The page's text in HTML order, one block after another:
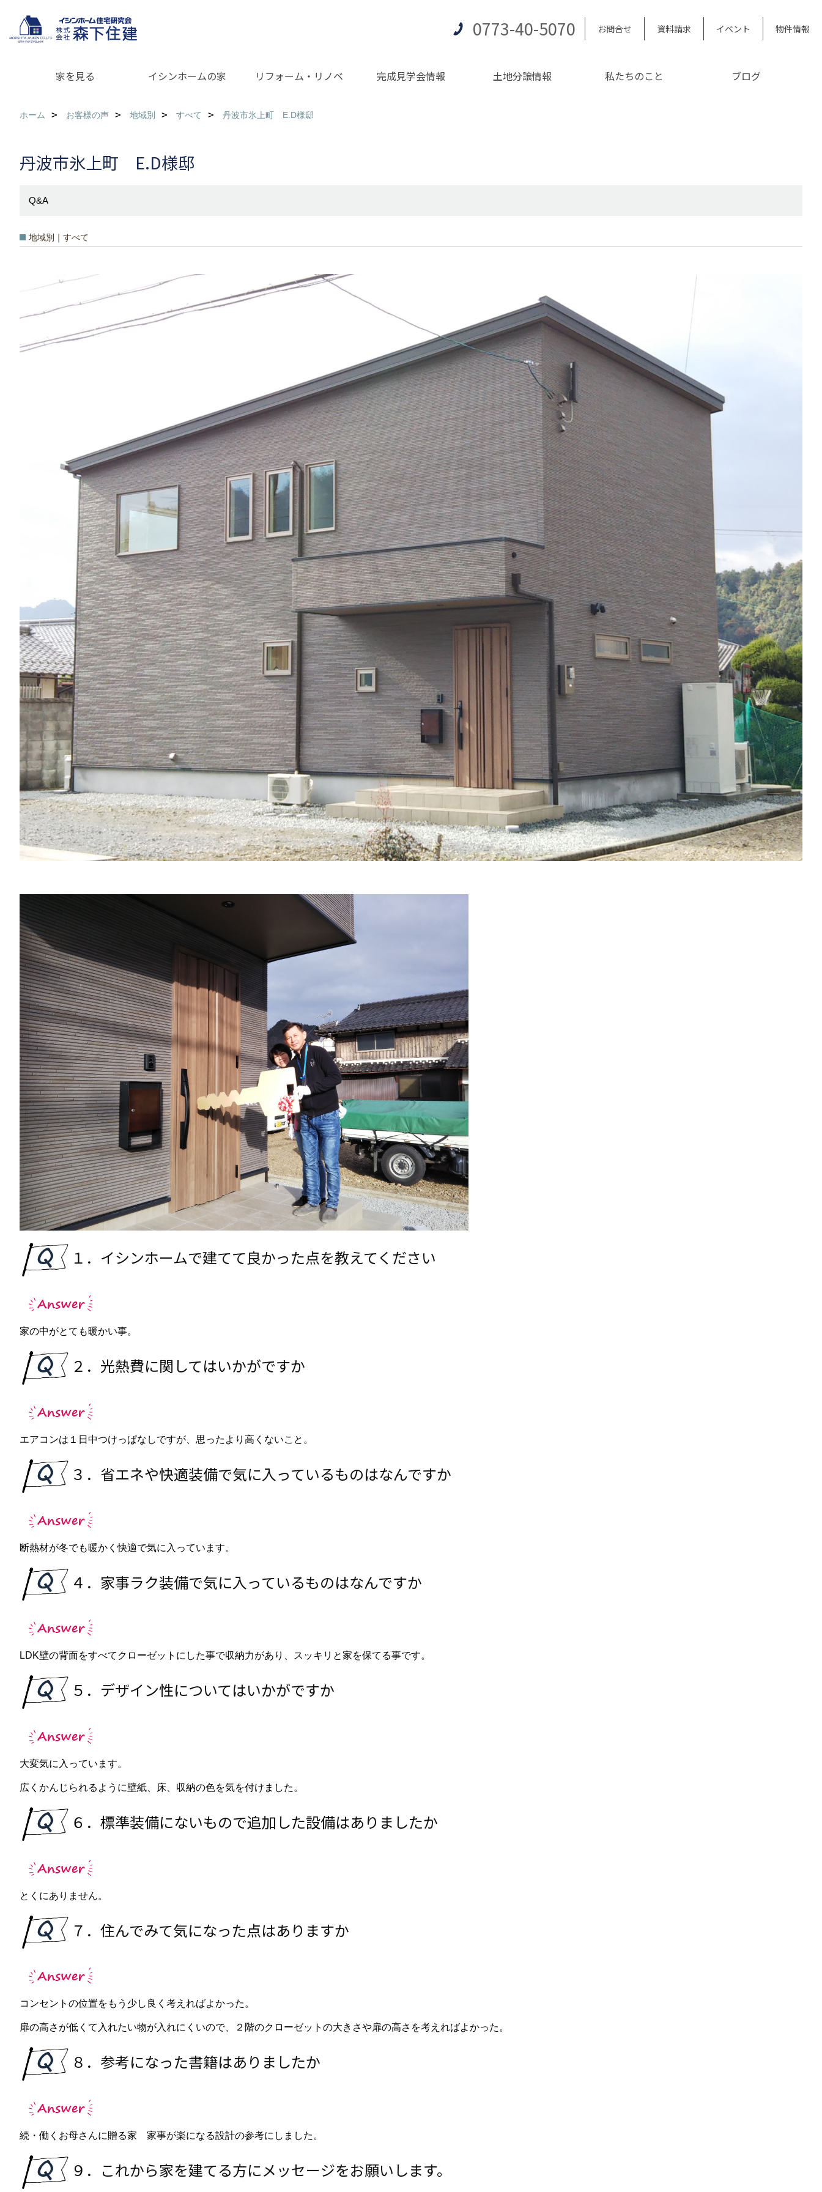
0773-40-5070 お問合せ 資料請求 イベント 物件情報
家を見る イシンホームの家 リフォーム・リノベ 完成見学会情報 土地分譲情報 私たちのこと ブログ
ホーム お客様の声 地域別 すべて 丹波市氷上町 E.D様邸
丹波市氷上町 E.D様邸
Q&A
地域別｜すべて
１．イシンホームで建てて良かった点を教えてください
家の中がとても暖かい事。
２．光熱費に関してはいかがですか
エアコンは１日中つけっぱなしですが、思ったより高くないこと。
３．省エネや快適装備で気に入っているものはなんですか
断熱材が冬でも暖かく快適で気に入っています。
４．家事ラク装備で気に入っているものはなんですか
LDK壁の背面をすべてクローゼットにした事で収納力があり、スッキリと家を保てる事です。
５．デザイン性についてはいかがですか
大変気に入っています。
広くかんじられるように壁紙、床、収納の色を気を付けました。
６．標準装備にないもので追加した設備はありましたか
とくにありません。
７．住んでみて気になった点はありますか
コンセントの位置をもう少し良く考えればよかった。
扉の高さが低くて入れたい物が入れにくいので、２階のクローゼットの大きさや扉の高さを考えればよかった。
８．参考になった書籍はありましたか
続・働くお母さんに贈る家 家事が楽になる設計の参考にしました。
９．これから家を建てる方にメッセージをお願いします。